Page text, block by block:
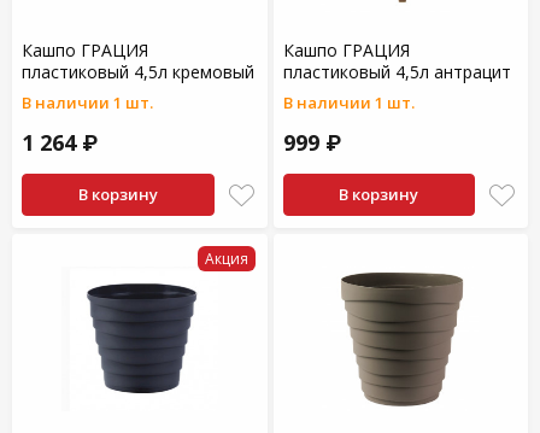
Кашпо ГРАЦИЯ
пластиковый 4,5л кремовый
В наличии 1 шт.
1 264 ₽
В корзину
Кашпо ГРАЦИЯ
пластиковый 4,5л антрацит
В наличии 1 шт.
999 ₽
В корзину
Акция